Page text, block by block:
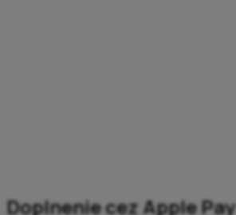
Doplnenie cez Apple Pay